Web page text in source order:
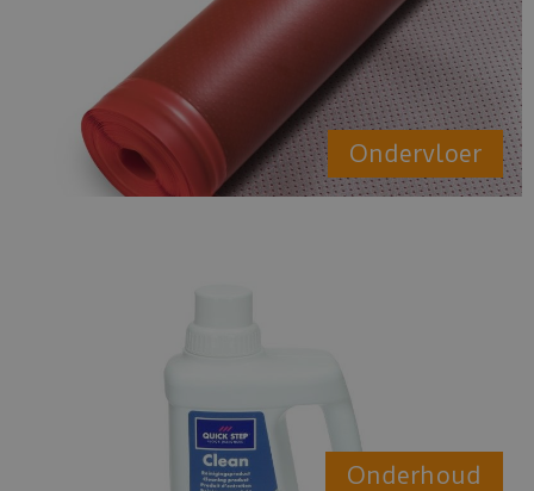
Ondervloer
Onderhoud